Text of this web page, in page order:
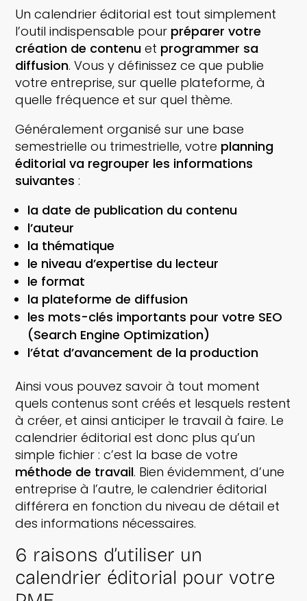
Un calendrier éditorial est tout simplement
l’outil indispensable pour préparer votre
création de contenu et programmer sa
diffusion. Vous y définissez ce que publie
votre entreprise, sur quelle plateforme, à
quelle fréquence et sur quel thème.
Généralement organisé sur une base
semestrielle ou trimestrielle, votre planning
éditorial va regrouper les informations
suivantes :
la date de publication du contenu
l’auteur
la thématique
le niveau d’expertise du lecteur
le format
la plateforme de diffusion
les mots-clés importants pour votre SEO
(Search Engine Optimization)
l’état d’avancement de la production
Ainsi vous pouvez savoir à tout moment
quels contenus sont créés et lesquels restent
à créer, et ainsi anticiper le travail à faire. Le
calendrier éditorial est donc plus qu’un
simple fichier : c’est la base de votre
méthode de travail. Bien évidemment, d’une
entreprise à l’autre, le calendrier éditorial
différera en fonction du niveau de détail et
des informations nécessaires.
6 raisons d’utiliser un
calendrier éditorial pour votre